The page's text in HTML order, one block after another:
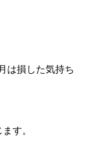
は損した気持ち
す。